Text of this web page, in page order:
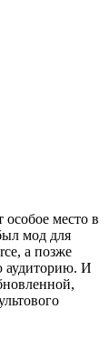
особое место в
мод для
а позже
аудиторию. И